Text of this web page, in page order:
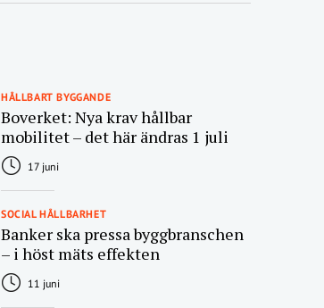
HÅLLBART BYGGANDE
Boverket: Nya krav hållbar
mobilitet – det här ändras 1 juli
17 juni
SOCIAL HÅLLBARHET
Banker ska pressa byggbranschen
– i höst mäts effekten
11 juni